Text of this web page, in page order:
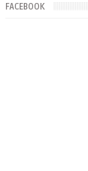
FACEBOOK